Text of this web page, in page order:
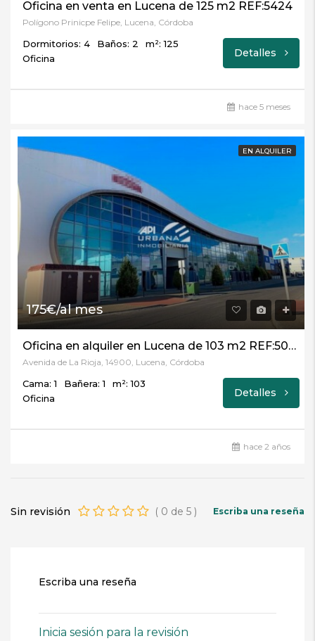
Oficina en venta en Lucena de 125 m2 REF:5424
Polígono Prinicpe Felipe, Lucena, Córdoba
Dormitorios: 4 Baños: 2
m²: 125
Oficina
Detalles
hace 5 meses
EN ALQUILER
175€/al mes
Oficina en alquiler en Lucena de 103 m2 REF:5000
Avenida de La Rioja, 14900, Lucena, Córdoba
Cama: 1 Bañera: 1
m²: 103
Oficina
Detalles
hace 2 años
Sin revisión ( 0 de 5 ) Escriba una reseña
Escriba una reseña
Inicia sesión para la revisión